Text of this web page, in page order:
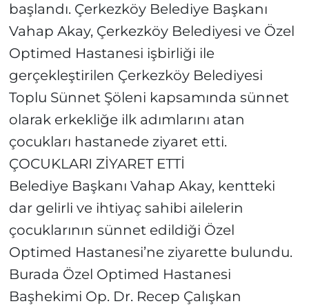
başlandı. Çerkezköy Belediye Başkanı
Vahap Akay, Çerkezköy Belediyesi ve Özel
Optimed Hastanesi işbirliği ile
gerçekleştirilen Çerkezköy Belediyesi
Toplu Sünnet Şöleni kapsamında sünnet
olarak erkekliğe ilk adımlarını atan
çocukları hastanede ziyaret etti.
ÇOCUKLARI ZİYARET ETTİ
Belediye Başkanı Vahap Akay, kentteki
dar gelirli ve ihtiyaç sahibi ailelerin
çocuklarının sünnet edildiği Özel
Optimed Hastanesi’ne ziyarette bulundu.
Burada Özel Optimed Hastanesi
Başhekimi Op. Dr. Recep Çalışkan